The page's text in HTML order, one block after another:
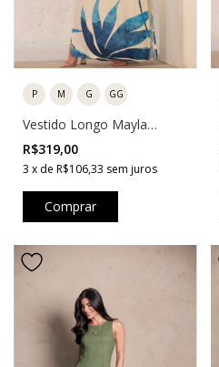
P M G GG
Vestido Longo Mayla
Folhas
R$319,00
3 x de R$106,33 sem juros
Comprar